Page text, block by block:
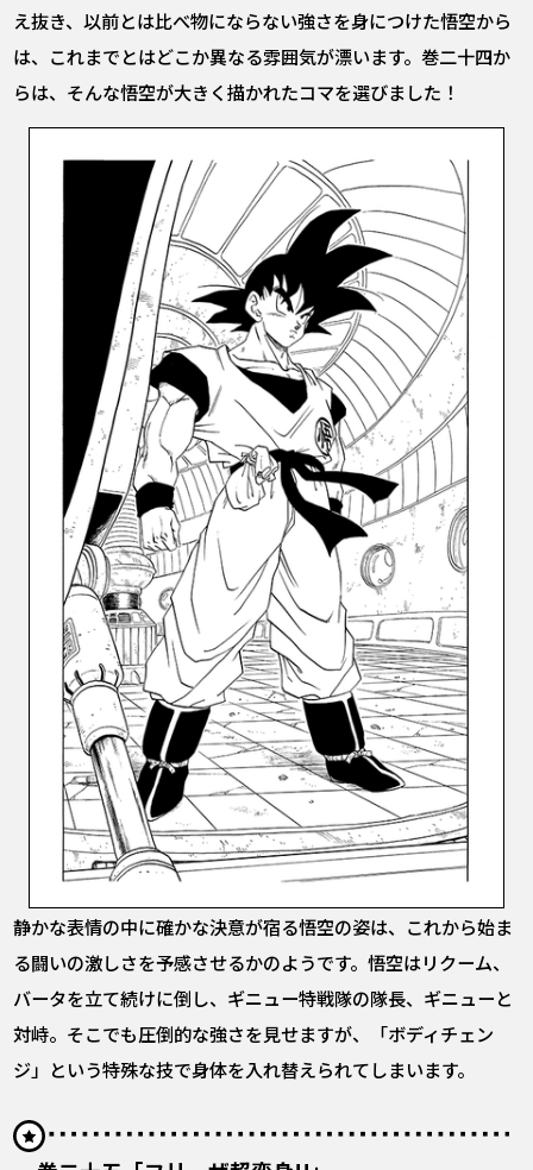
え抜き、以前とは比べ物にならない強さを身につけた悟空から
は、これまでとはどこか異なる雰囲気が漂います。巻二十四か
らは、そんな悟空が大きく描かれたコマを選びました！
静かな表情の中に確かな決意が宿る悟空の姿は、これから始ま
る闘いの激しさを予感させるかのようです。悟空はリクーム、
バータを立て続けに倒し、ギニュー特戦隊の隊長、ギニューと
対峙。そこでも圧倒的な強さを見せますが、「ボディチェン
ジ」という特殊な技で身体を入れ替えられてしまいます。